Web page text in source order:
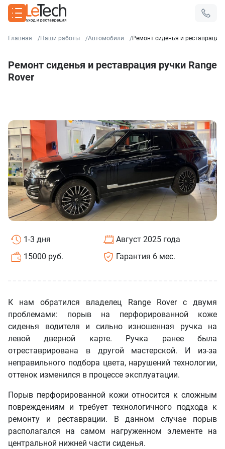
Главная Наши работы Автомобили Ремонт сиденья и реставрация
Ремонт сиденья и реставрация ручки Range
Rover
1-3 дня
15000 руб.
Август 2025 года
Гарантия 6 мес.
К нам обратился владелец Range Rover с двумя
проблемами: порыв на перфорированной коже
сиденья водителя и сильно изношенная ручка на
левой дверной карте. Ручка ранее была
отреставрирована в другой мастерской. И из-за
неправильного подбора цвета, нарушений технологии,
оттенок изменился в процессе эксплуатации.
Порыв перфорированной кожи относится к сложным
повреждениям и требует технологичного подхода к
ремонту и реставрации. В данном случае порыв
располагался на самом нагруженном элементе на
центральной нижней части сиденья.